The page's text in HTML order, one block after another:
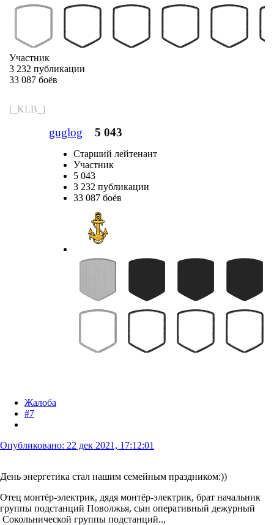
Участник
3 232 публикации
33 087 боёв
[_KLB_]
guglog 5 043
Старший лейтенант
Участник
5 043
3 232 публикации
33 087 боёв
Жалоба
#7
Опубликовано: 22 дек 2021, 17:12:01
День энергетика стал нашим семейным праздником:))
Отец монтёр-электрик, дядя монтёр-электрик, брат начальник
группы подстанций Поволжья, сын оперативный дежурный
Сокольнической группы подстанций..,